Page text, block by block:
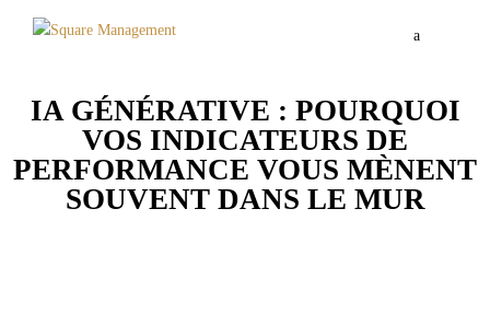
a
IA GÉNÉRATIVE : POURQUOI
VOS INDICATEURS DE
PERFORMANCE VOUS MÈNENT
SOUVENT DANS LE MUR